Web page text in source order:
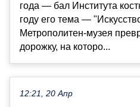
года — бал Института
году его тема —
Метрополитен-музея
дорожку, на которо...
12:21, 20 Апр